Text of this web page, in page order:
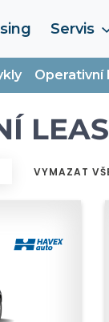
Servis
Operativní
VYMAZAT